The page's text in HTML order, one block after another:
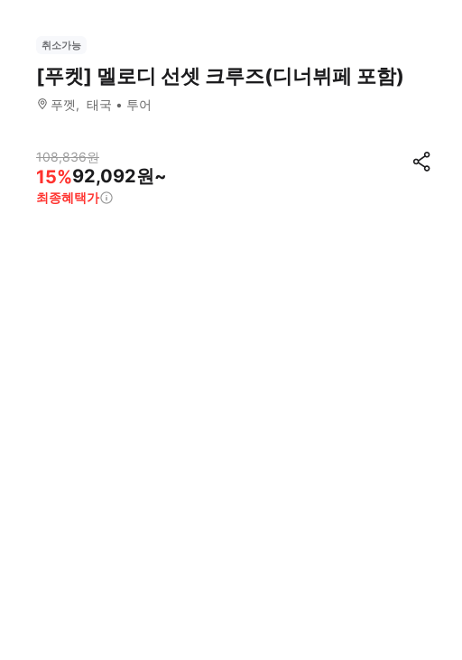
취소가능
[푸켓] 멜로디 선셋 크루즈(디너뷔페 포함)
푸껫 태국 투어
108,836원
15%92,092원~
최종혜택가